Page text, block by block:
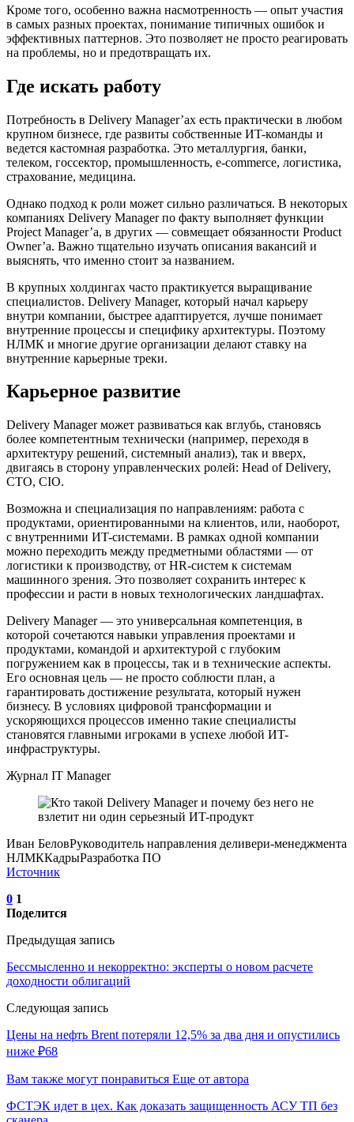
Кроме того, особенно важна насмотренность — опыт участия
в самых разных проектах, понимание типичных ошибок и
эффективных паттернов. Это позволяет не просто реагировать
на проблемы, но и предотвращать их.
Где искать работу
Потребность в Delivery Manager’ах есть практически в любом
крупном бизнесе, где развиты собственные ИT-команды и
ведется кастомная разработка. Это металлургия, банки,
телеком, госсектор, промышленность, e-commerce, логистика,
страхование, медицина.
Однако подход к роли может сильно различаться. В некоторых
компаниях Delivery Manager по факту выполняет функции
Project Manager’а, в других — совмещает обязанности Product
Owner’а. Важно тщательно изучать описания вакансий и
выяснять, что именно стоит за названием.
В крупных холдингах часто практикуется выращивание
специалистов. Delivery Manager, который начал карьеру
внутри компании, быстрее адаптируется, лучше понимает
внутренние процессы и специфику архитектуры. Поэтому
НЛМК и многие другие организации делают ставку на
внутренние карьерные треки.
Карьерное развитие
Delivery Manager может развиваться как вглубь, становясь
более компетентным технически (например, переходя в
архитектуру решений, системный анализ), так и вверх,
двигаясь в сторону управленческих ролей: Head of Delivery,
CTO, CIO.
Возможна и специализация по направлениям: работа с
продуктами, ориентированными на клиентов, или, наоборот,
с внутренними ИT-системами. В рамках одной компании
можно переходить между предметными областями — от
логистики к производству, от HR-систем к системам
машинного зрения. Это позволяет сохранить интерес к
профессии и расти в новых технологических ландшафтах.
Delivery Manager — это универсальная компетенция, в
которой сочетаются навыки управления проектами и
продуктами, командой и архитектурой с глубоким
погружением как в процессы, так и в технические аспекты.
Его основная цель — не просто соблюсти план, а
гарантировать достижение результата, который нужен
бизнесу. В условиях цифровой трансформации и
ускоряющихся процессов именно такие специалисты
становятся главными игроками в успехе любой ИT-
инфраструктуры.
Журнал IT Manager
Иван БеловРуководитель направления деливери-менеджмента
НЛМККадрыРазработка ПО
Источник
0 1
Поделится
Предыдущая запись
Бессмысленно и некорректно: эксперты о новом расчете
доходности облигаций
Следующая запись
Цены на нефть Brent потеряли 12,5% за два дня и опустились
ниже ₽68
Вам также могут понравиться Еще от автора
ФСТЭК идет в цех. Как доказать защищенность АСУ ТП без